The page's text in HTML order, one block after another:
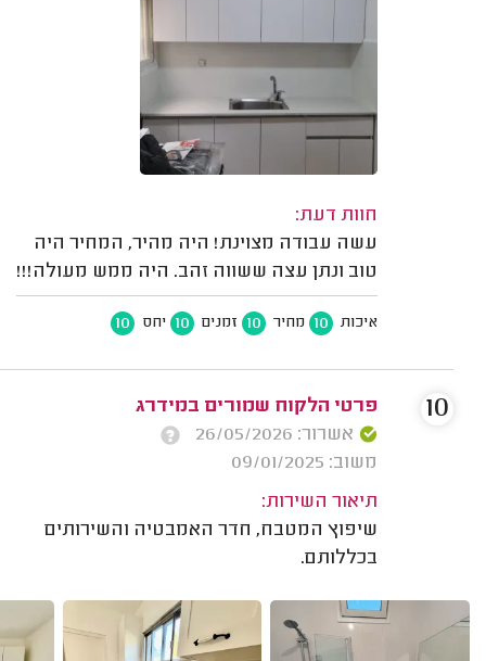
חוות דעת:
עשה עבודה מצוינת! היה מהיר, המחיר היה
טוב ונתן עצה ששווה זהב. היה ממש מעולה!!!
איכות 10 מחיר 10 זמנים 10 יחס 10
פרטי הלקוח שמורים במידרג
אשרור: 26/05/2026
משוב: 09/01/2025
תיאור השירות:
שיפוץ המטבח, חדר האמבטיה והשירותים
בכללותם.
10